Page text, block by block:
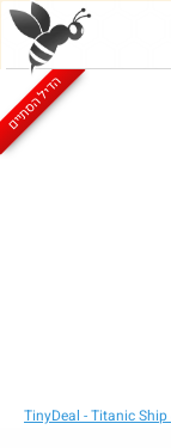
בה הינם מטעם הגולשים.הדיל הסתיים
TinyDeal - Titanic